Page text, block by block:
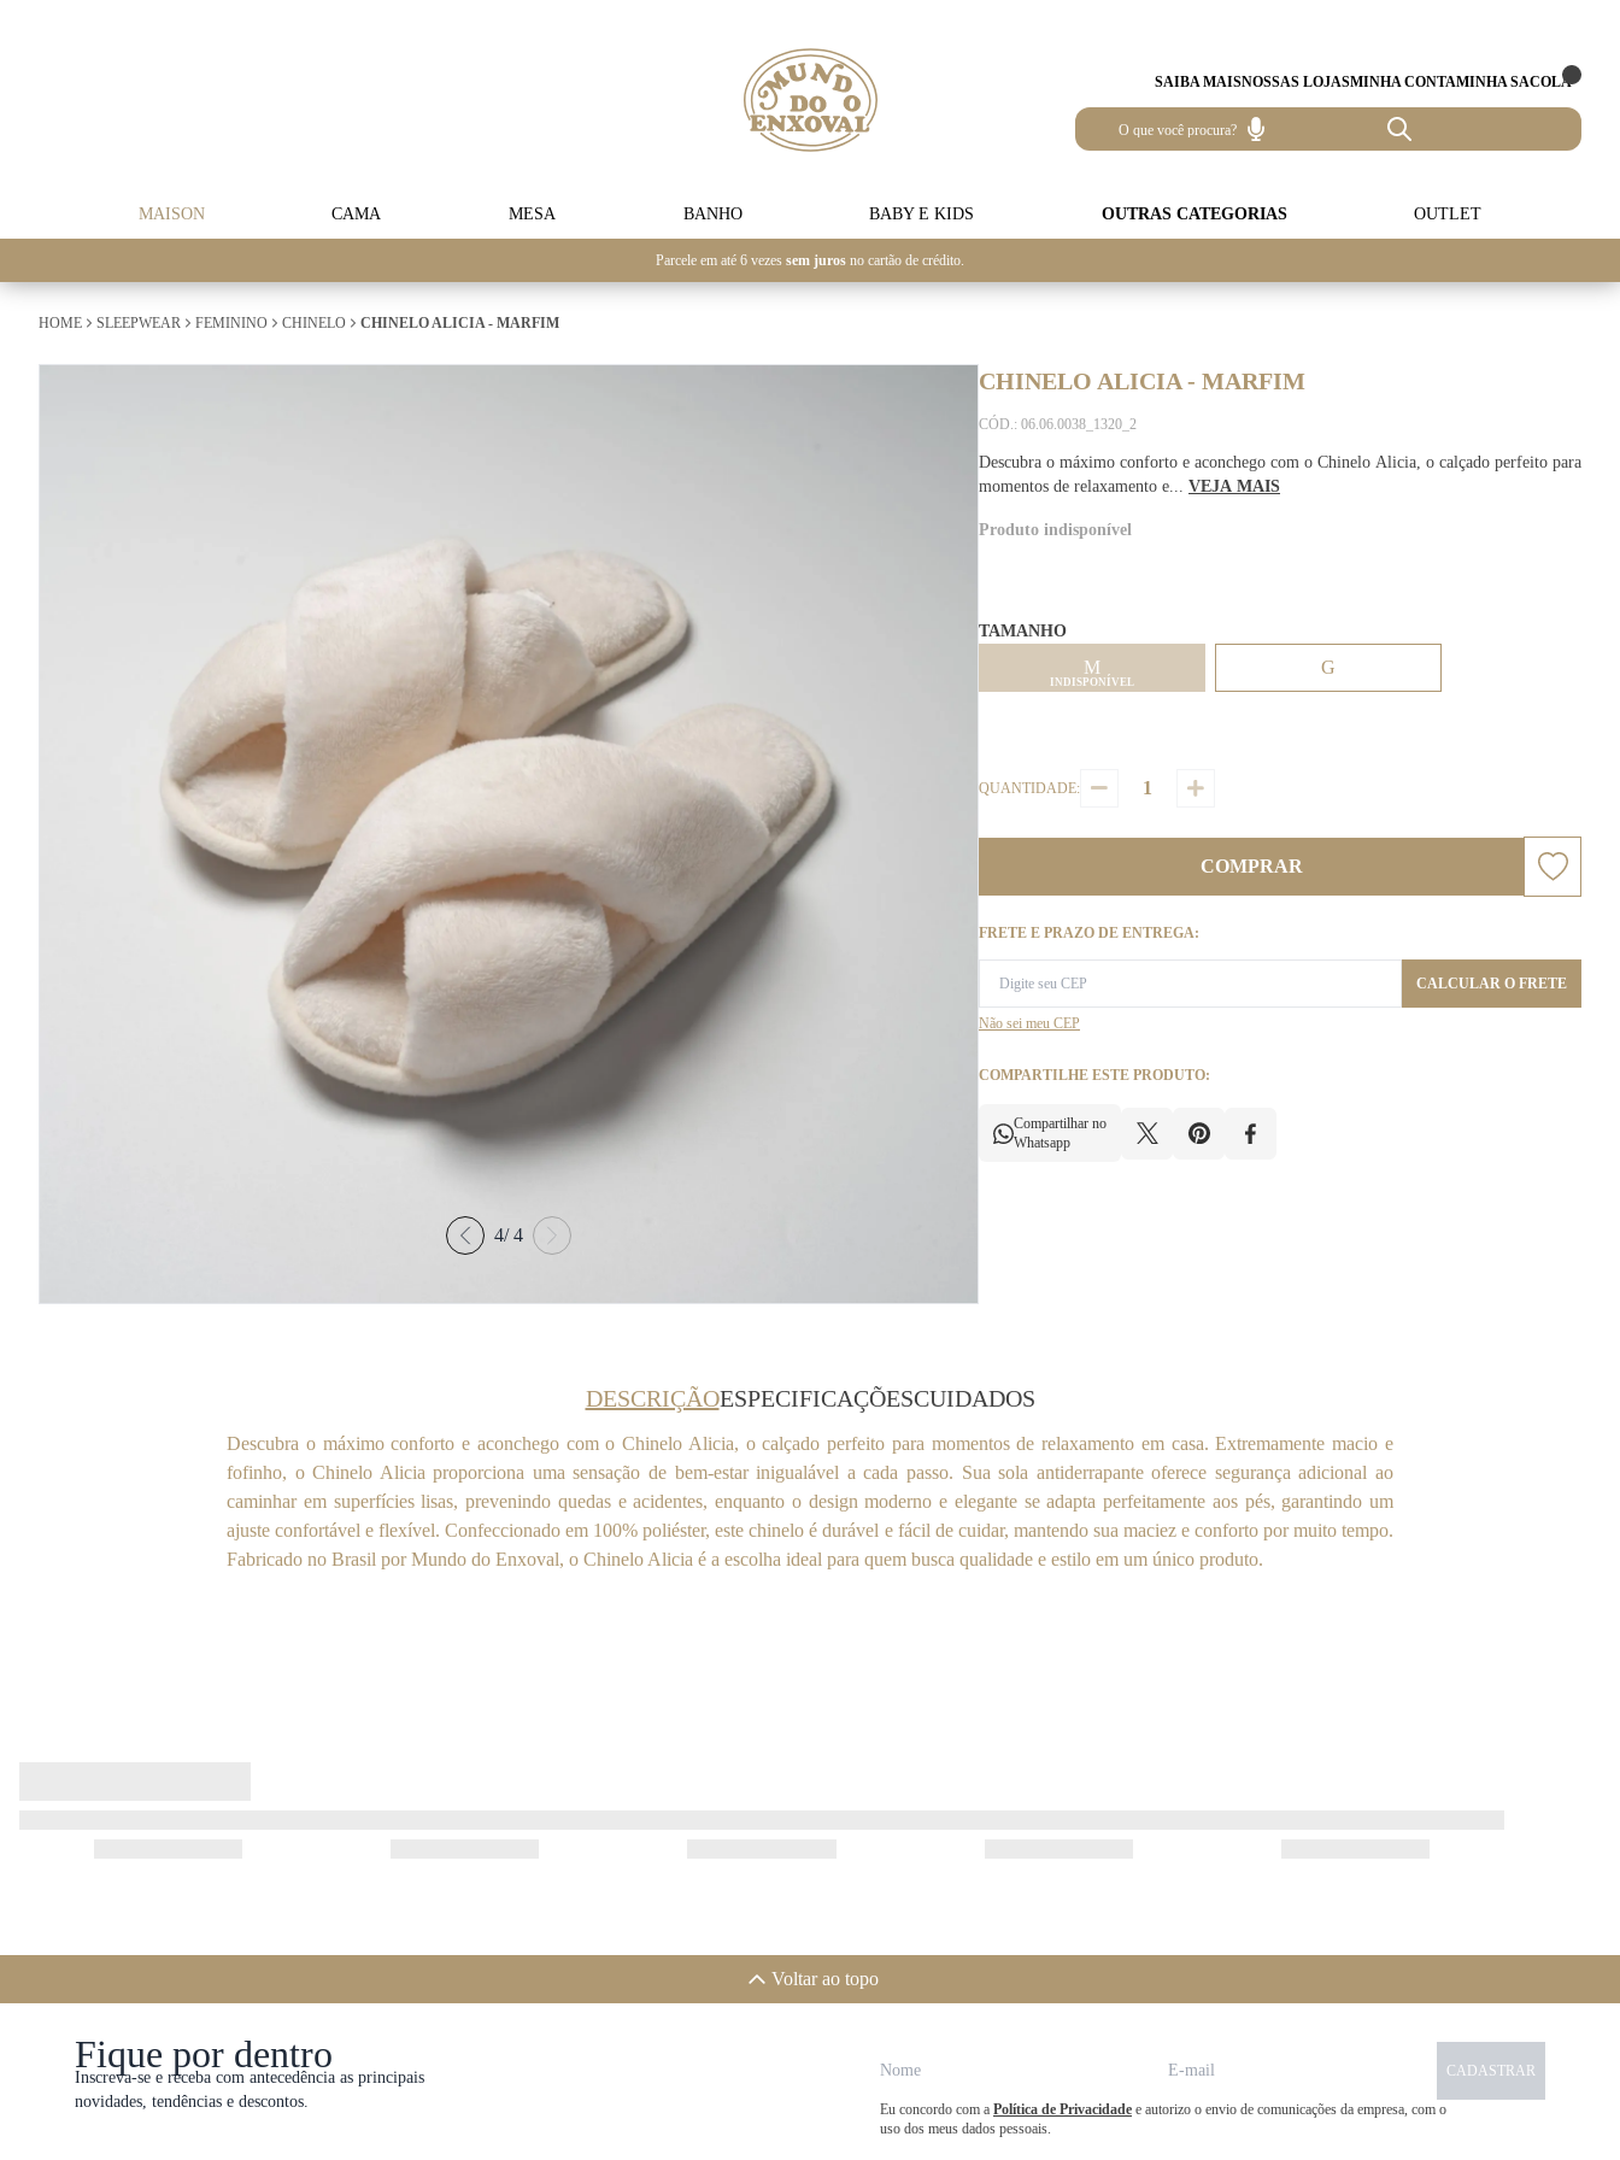
SAIBA MAISNOSSAS LOJASMINHA CONTAMINHA SACOLA
MAISON CAMA MESA BANHO BABY E KIDS OUTRAS CATEGORIAS OUTLET
Parcele em até 6 vezes sem juros no cartão de crédito.
HOME SLEEPWEAR FEMININO CHINELO CHINELO ALICIA - MARFIM
4/4
CHINELO ALICIA - MARFIM
CÓD.: 06.06.0038_1320_2
Descubra o máximo conforto e aconchego com o Chinelo Alicia, o calçado perfeito para
momentos de relaxamento e... VEJA MAIS
Produto indisponível
TAMANHO
M
INDISPONÍVEL
G
QUANTIDADE:
COMPRAR
FRETE E PRAZO DE ENTREGA:
CALCULAR O FRETE
Não sei meu CEP
COMPARTILHE ESTE PRODUTO:
Compartilhar no
Whatsapp
DESCRIÇÃOESPECIFICAÇÕESCUIDADOS
Descubra o máximo conforto e aconchego com o Chinelo Alicia, o calçado perfeito para momentos de relaxamento em casa. Extremamente macio e
fofinho, o Chinelo Alicia proporciona uma sensação de bem-estar inigualável a cada passo. Sua sola antiderrapante oferece segurança adicional ao
caminhar em superfícies lisas, prevenindo quedas e acidentes, enquanto o design moderno e elegante se adapta perfeitamente aos pés, garantindo um
ajuste confortável e flexível. Confeccionado em 100% poliéster, este chinelo é durável e fácil de cuidar, mantendo sua maciez e conforto por muito tempo.
Fabricado no Brasil por Mundo do Enxoval, o Chinelo Alicia é a escolha ideal para quem busca qualidade e estilo em um único produto.
Voltar ao topo
Fique por dentro
Inscreva-se e receba com antecedência as principais
novidades, tendências e descontos.
CADASTRAR
Eu concordo com a Política de Privacidade e autorizo o envio de comunicações da empresa, com o
uso dos meus dados pessoais.